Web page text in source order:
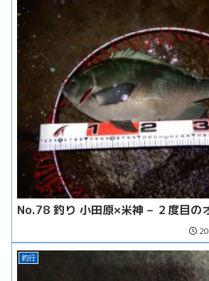
No.78 釣り 小田原×米神 – ２度目の
釣行